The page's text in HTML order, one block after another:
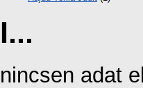
I...
nincsen adat